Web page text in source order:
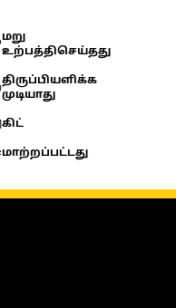
மறு
உற்பத்திசெய்தது
திருப்பியளிக்க
முடியாது
கிட்
மாற்றப்பட்டது